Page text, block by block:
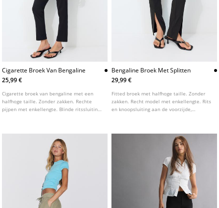
Cigarette Broek Van Bengaline
25,99 €
Cigarette broek van bengaline met een
halfhoge taille. Zonder zakken. Rechte
pijpen met enkellengte. Blinde ritssluiting
Bengaline Broek Met Splitten
29,99 €
Fitted broek met halfhoge taille. Zonder
zakken. Recht model met enkellengte. Rits
en knoopsluiting aan de voorzijde,